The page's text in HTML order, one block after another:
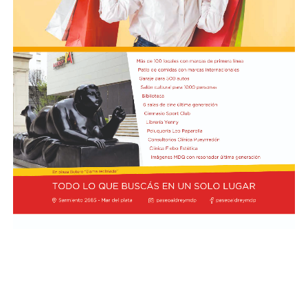
En tanto, el viernes 21 a las 17:30 se desarrollará “El
Cerebro Mágico: construyendo preguntas, respuestas y
circuitos”, a cargo de María Paula Algote. Se trata de un
taller práctico de arte, ciencia y tecnología en el que al
finalizar cada participante se lleva su propia creación
terminada. Es una actividad arancelada (incluye
materiales) destinada a niños a partir de los 6 años.
Los participantes menores de 8 años deberán asistir
acompañados por una persona adulta (menores
asistentes $12.000 y adulto acompañante $5.000). Las
entradas están disponibles en la boletería de lunes a
viernes de 14 a 19.